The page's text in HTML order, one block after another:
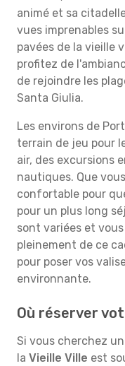
animé et sa
vues imprenables
pavées de la vieille
profitez de
de rejoindre les
Santa Giulia.
Les environs de
terrain de jeu pour
air, des excursions
nautiques. Que
confortable pour
pour un plus long
sont variées et
pleinement de ce
pour poser vos
environnante.
Où réserver
Si vous cherchez
la Vieille Ville est